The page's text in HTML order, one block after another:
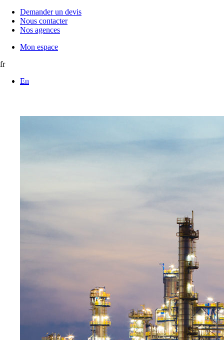
Demander un devis
Nous contacter
Nos agences
Mon espace
fr
En